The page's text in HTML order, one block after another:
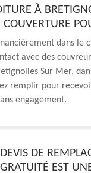
À
dans le
avec des
Sur Mer,
remplir pour
engagement.
DEVIS DE
GRATUITÉ EST